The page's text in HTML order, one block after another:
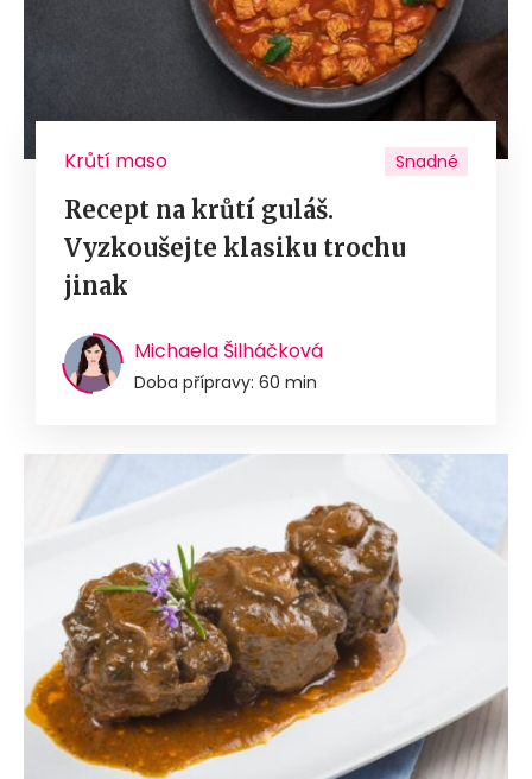
Krůtí maso Snadné
Recept na krůtí guláš.
Vyzkoušejte klasiku trochu
jinak
Michaela Šilháčková
Doba přípravy: 60 min